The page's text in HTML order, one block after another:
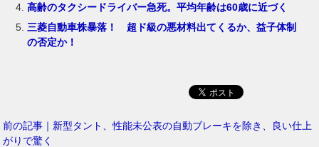
高齢のタクシードライバー急死。平均年齢は60歳に近づく
三菱自動車株暴落！ 超ド級の悪材料出てくるか、益子体制
の否定か！
前の記事｜新型タント、性能未公表の自動ブレーキを除き、良い仕上
がりで驚く